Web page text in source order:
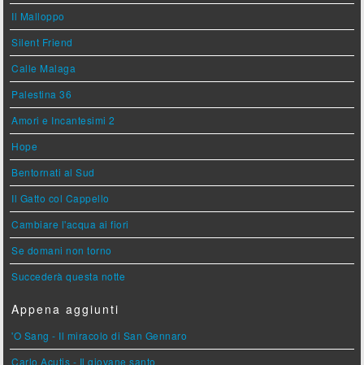
Il Malloppo
Silent Friend
Calle Malaga
Palestina 36
Amori e Incantesimi 2
Hope
Bentornati al Sud
Il Gatto col Cappello
Cambiare l'acqua ai fiori
Se domani non torno
Succederà questa notte
Appena aggiunti
'O Sang - Il miracolo di San Gennaro
Carlo Acutis - Il giovane santo